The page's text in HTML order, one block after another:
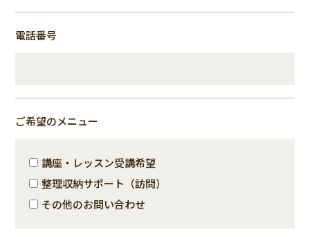
電話番号
ご希望のメニュー
講座・レッスン受講希望
整理収納サポート（訪問）
その他のお問い合わせ